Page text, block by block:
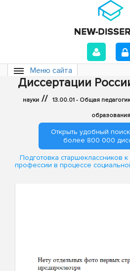
Меню сайта
Диссертации
науки // 13.00.01 - Общая
образования
Открыть удобный
более 800 000
Подготовка старшеклассников
профессии в процессе